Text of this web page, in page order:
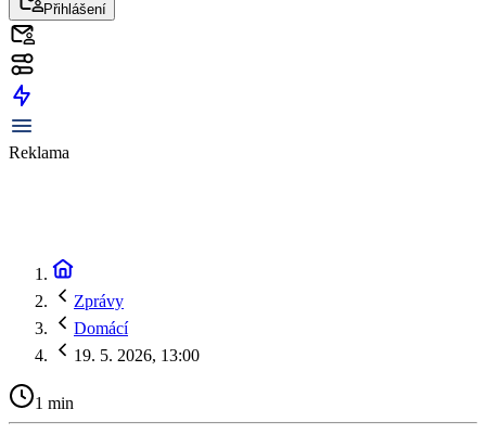
Přihlášení
Reklama
Zprávy
Domácí
19. 5. 2026, 13:00
1 min